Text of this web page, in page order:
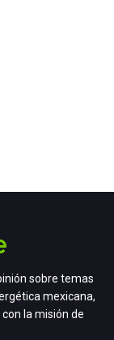
sobre temas
mexicana,
la misión de